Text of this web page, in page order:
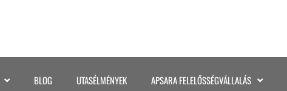
BLOG UTASÉLMÉNYEK APSARA FELELŐSSÉGVÁLLALÁS